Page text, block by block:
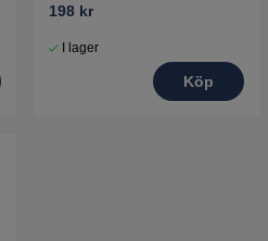
198 kr
I lager
Köp